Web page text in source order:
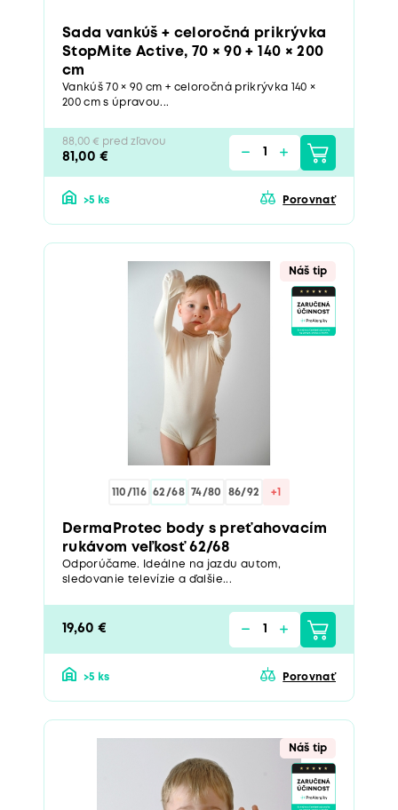
Sada vankúš + celoročná prikrývka
StopMite Active, 70 × 90 + 140 × 200
cm
Vankúš 70 × 90 cm + celoročná prikrývka 140 ×
200 cm s úpravou...
88,00 € pred zľavou
81,00 €
>5 ks Porovnať
Náš tip
110/116 62/68 74/80 86/92 +1
DermaProtec body s preťahovacím
rukávom veľkosť 62/68
Odporúčame. Ideálne na jazdu autom,
sledovanie televízie a ďalšie...
19,60 €
>5 ks Porovnať
Náš tip